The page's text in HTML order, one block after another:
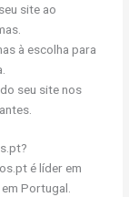
site ao
à escolha para
seu site nos
é líder em
em Portugal.